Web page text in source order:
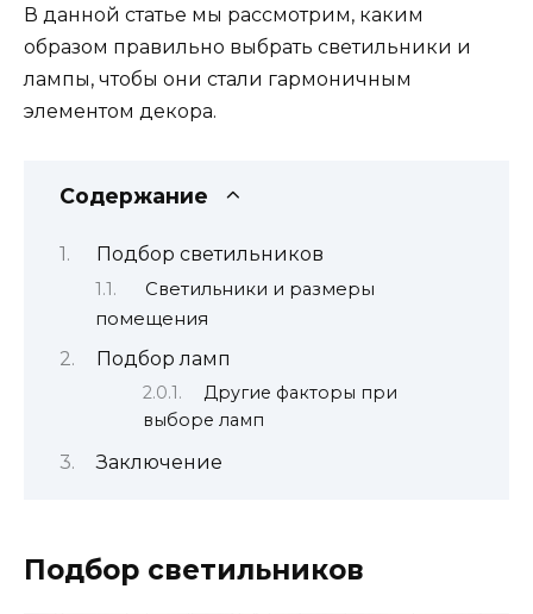
В данной статье мы рассмотрим, каким
образом правильно выбрать светильники и
лампы, чтобы они стали гармоничным
элементом декора.
Содержание
Подбор светильников
Светильники и размеры
помещения
Подбор ламп
Другие факторы при
выборе ламп
Заключение
Подбор светильников